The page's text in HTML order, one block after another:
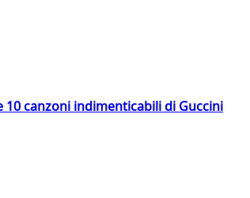
10 canzoni indimenticabili di Guccini